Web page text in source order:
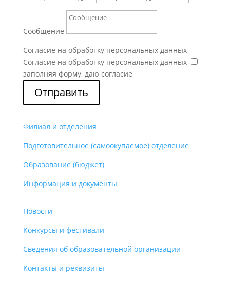
Сообщение
Согласие на обработку персональных данных
Согласие на обработку персональных данных
заполняя форму, даю согласие
Отправить
Филиал и отделения
Подготовительное (самоокупаемое) отделение
Образование (бюджет)
Информация и документы
Новости
Конкурсы и фестивали
Сведения об образовательной организации
Контакты и реквизиты